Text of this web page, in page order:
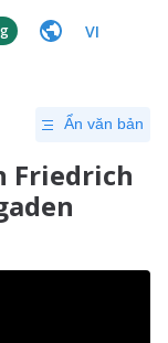
VI
Ẩn văn bản
Friedrich